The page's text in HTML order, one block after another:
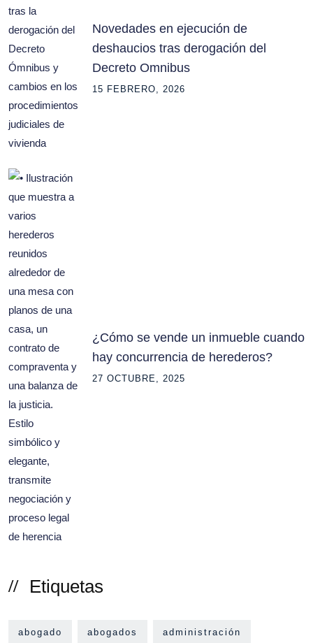
Novedades en ejecución de
deshaucios tras derogación del
Decreto Omnibus
15 FEBRERO, 2026
¿Cómo se vende un inmueble cuando
hay concurrencia de herederos?
27 OCTUBRE, 2025
Etiquetas
abogado abogados administración